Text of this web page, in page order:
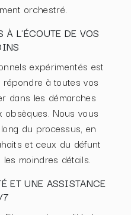
orchestré.
À L'ÉCOUTE DE VOS
expérimentés est
à toutes vos
dans les démarches
obsèques. Nous vous
du processus, en
et ceux du défunt
moindres détails.
ET UNE ASSISTANCE